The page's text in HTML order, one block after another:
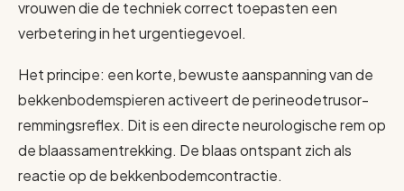
vrouwen die de techniek correct toepasten een
verbetering in het urgentiegevoel.
Het principe: een korte, bewuste aanspanning van de
bekkenbodemspieren activeert de perineodetrusor-
remmingsreflex. Dit is een directe neurologische rem op
de blaassamentrekking. De blaas ontspant zich als
reactie op de bekkenbodemcontractie.